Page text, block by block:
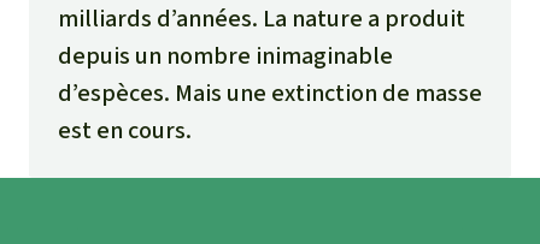
milliards d’années. La nature a produit
depuis un nombre inimaginable
d’espèces. Mais une extinction de masse
est en cours.